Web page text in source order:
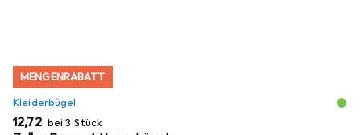
MENGENRABATT
Kleiderbügel
EUR
12,72 bei 3 Stück